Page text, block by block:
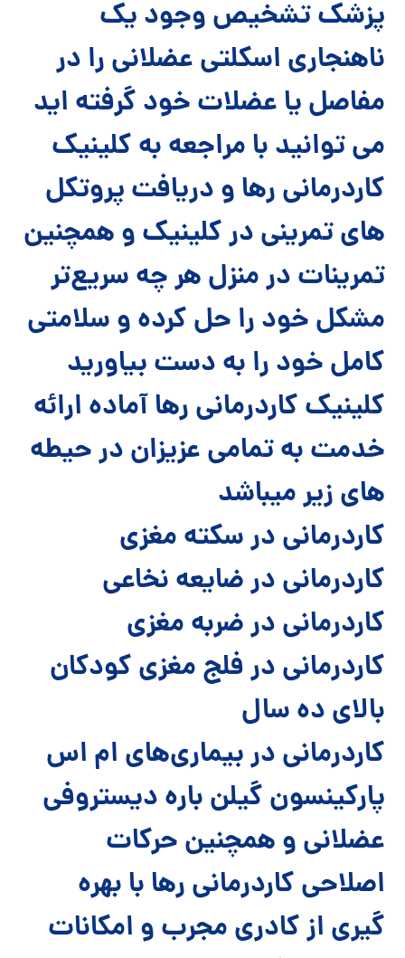
پزشک تشخیص وجود یک
ناهنجاری اسکلتی عضلانی را در
مفاصل یا عضلات خود گرفته اید
می توانید با مراجعه به کلینیک
کاردرمانی رها و دریافت پروتکل
های تمرینی در کلینیک و همچنین
تمرینات در منزل هر چه سریع‌تر
مشکل خود را حل کرده و سلامتی
کامل خود را به دست بیاورید
کلینیک کاردرمانی رها آماده ارائه
خدمت به تمامی عزیزان در حیطه
های زیر میباشد
کاردرمانی در سکته مغزی
کاردرمانی در ضایعه نخاعی
کاردرمانی در ضربه مغزی
کاردرمانی در فلج مغزی کودکان
بالای ده سال
کاردرمانی در بیماری‌های ام اس
پارکینسون گیلن باره دیستروفی
عضلانی و همچنین حرکات
اصلاحی کاردرمانی رها با بهره
گیری از کادری مجرب و امکانات